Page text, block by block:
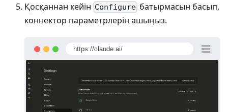
Қосқаннан кейін Configure батырмасын басып,
коннектор параметрлерін ашыңыз.
https://claude.ai/